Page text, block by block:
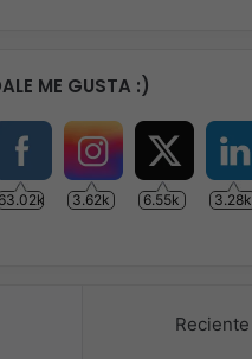
ME GUSTA :)
3.62k 6.55k 3.28k
Reciente